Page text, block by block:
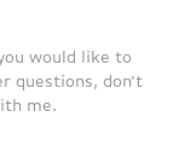
would like to
questions, don't
me.